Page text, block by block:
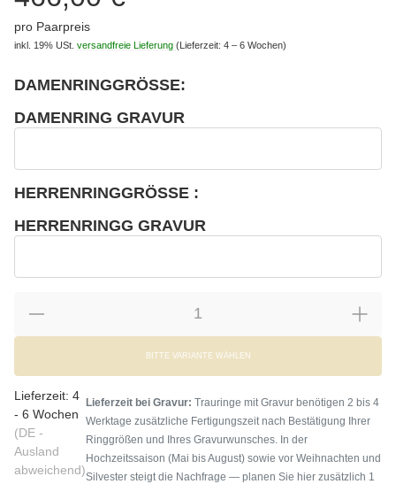
pro Paarpreis
inkl. 19% USt. versandfreie Lieferung (Lieferzeit: 4 – 6 Wochen)
DAMENRINGGRÖSSE:
DAMENRING GRAVUR
HERRENRINGGRÖSSE :
HERRENRINGG GRAVUR
BITTE VARIANTE WÄHLEN
Lieferzeit: 4
- 6 Wochen
(DE -
Ausland
abweichend)
Lieferzeit bei Gravur: Trauringe mit Gravur benötigen 2 bis 4
Werktage zusätzliche Fertigungszeit nach Bestätigung Ihrer
Ringgrößen und Ihres Gravurwunsches. In der
Hochzeitssaison (Mai bis August) sowie vor Weihnachten und
Silvester steigt die Nachfrage — planen Sie hier zusätzlich 1